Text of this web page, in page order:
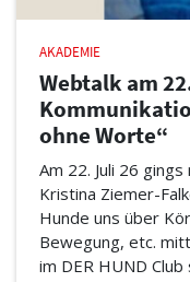
AKADEMIE
Webtalk am
ohne Worte“
Am 22. Juli 26
Kristina Ziemer-
Hunde uns über
Bewegung, etc.
im DER HUND